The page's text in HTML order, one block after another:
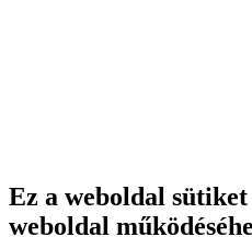
Ez a weboldal
weboldal